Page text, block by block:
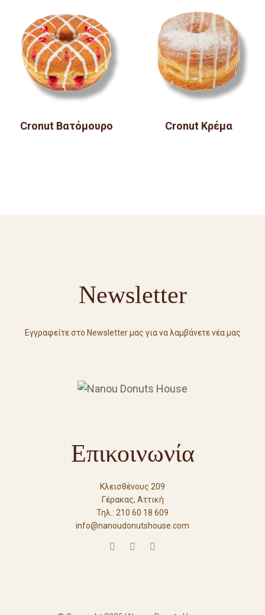
Cronut Βατόμουρο Cronut Κρέμα
Newsletter
Εγγραφείτε στο Newsletter μας για να λαμβάνετε νέα μας
Επικοινωνία
Κλεισθένους 209
Γέρακας, Αττική
Τηλ.: 210 60 18 609
info@nanoudonutshouse.com